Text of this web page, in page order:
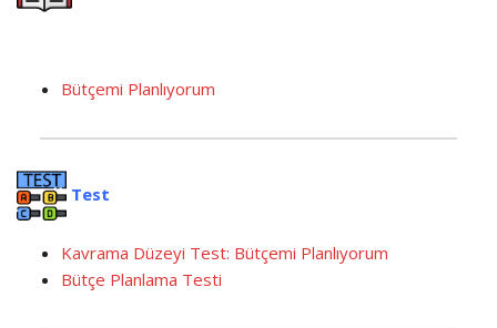
Bütçemi Planlıyorum
Test
Kavrama Düzeyi Test: Bütçemi Planlıyorum
Bütçe Planlama Testi